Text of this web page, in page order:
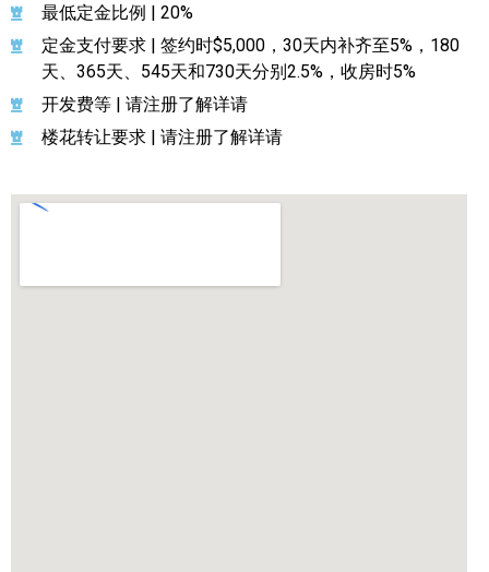
最低定金比例 | 20%
定金支付要求 | 签约时$5,000，30天内补齐至5%，180
天、365天、545天和730天分别2.5%，收房时5%
开发费等 | 请注册了解详请
楼花转让要求 | 请注册了解详请